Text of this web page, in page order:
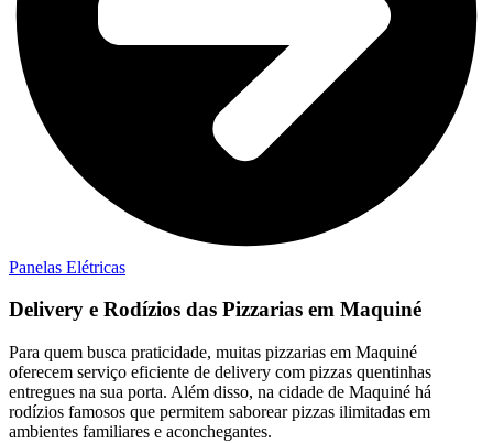
Panelas Elétricas
Delivery e Rodízios das Pizzarias em Maquiné
Para quem busca praticidade, muitas pizzarias em Maquiné
oferecem serviço eficiente de delivery com pizzas quentinhas
entregues na sua porta. Além disso, na cidade de Maquiné há
rodízios famosos que permitem saborear pizzas ilimitadas em
ambientes familiares e aconchegantes.